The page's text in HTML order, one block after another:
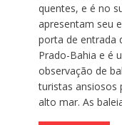
quentes, e é no
apresentam seu
porta de entrada
Prado-Bahia e é
observação de
turistas ansiosos
alto mar. As